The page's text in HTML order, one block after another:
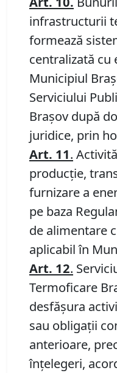
infrastructurii
formează
centralizată cu
Municipiul
Serviciului
Braşov după
juridice, prin
Art. 11.
producţie,
furnizare a
pe baza
de alimentare
aplicabil în
Art. 12.
Termoficare
desfăşura
sau obligaţii
anterioare,
înţelegeri,